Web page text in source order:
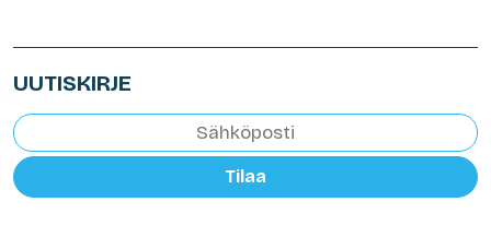
UUTISKIRJE
Tilaa